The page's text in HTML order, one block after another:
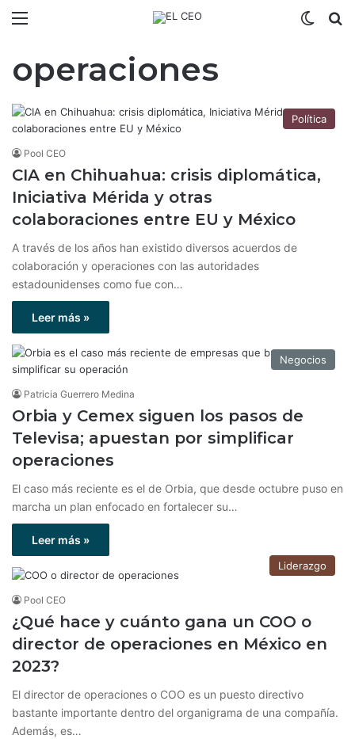
operaciones
Política
Pool CEO
CIA en Chihuahua: crisis diplomática,
Iniciativa Mérida y otras
colaboraciones entre EU y México
A través de los años han existido diversos acuerdos de
colaboración y operaciones con las autoridades
estadounidenses como fue con…
Leer más »
Negocios
Patricia Guerrero Medina
Orbia y Cemex siguen los pasos de
Televisa; apuestan por simplificar
operaciones
El caso más reciente es el de Orbia, que desde octubre puso en
marcha un plan enfocado en fortalecer su…
Leer más »
Liderazgo
Pool CEO
¿Qué hace y cuánto gana un COO o
director de operaciones en México en
2023?
El director de operaciones o COO es un puesto directivo
bastante importante dentro del organigrama de una compañía.
Además, es…